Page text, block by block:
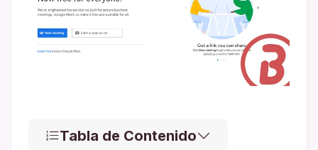
Tabla de Contenido